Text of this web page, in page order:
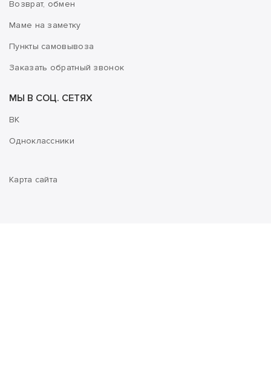
Возврат, обмен
Маме на заметку
Пункты самовывоза
Заказать обратный звонок
МЫ В СОЦ. СЕТЯХ
ВК
Одноклассники
Карта сайта